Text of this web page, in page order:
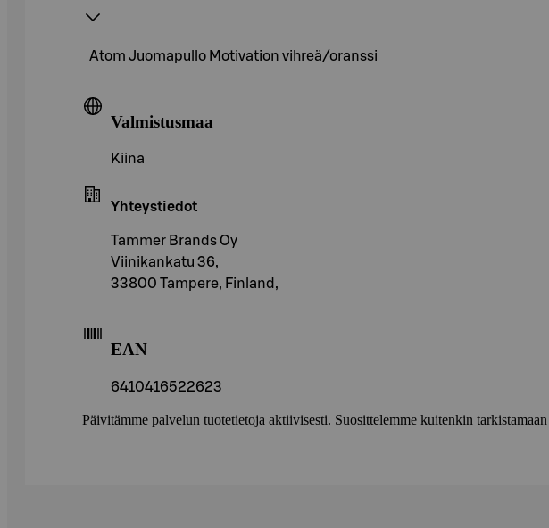
Atom Juomapullo Motivation vihreä/oranssi
Valmistusmaa
Kiina
Yhteystiedot
Tammer Brands Oy
Viinikankatu 36,
33800 Tampere, Finland,
EAN
6410416522623
Päivitämme palvelun tuotetietoja aktiivisesti. Suosittelemme kuitenkin